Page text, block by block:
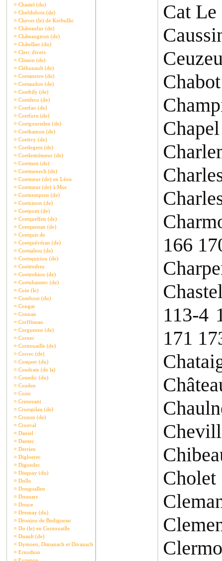
¤ Chastel (du)
¤ Chefdubois (de)
¤ Chever (le) de Kerbullic
¤ Châteaufur (de)
¤ Châteaugiron (de)
¤ Châtellier (du)
¤ Clerc divers
¤ Clisson (de)
¤ Cléhunault (de)
¤ Coetanezre (de)
¤ Coetaudon (de)
¤ Coetbily (de)
¤ Coetderu (de)
¤ Coetfao (de)
¤ Coetforn (de)
¤ Coetgoureden (de)
¤ Coethamon (de)
¤ Coetivy (de)
¤ Coetlegent (de)
¤ Coetlestrémeur (de)
¤ Coetmen (de)
¤ Coetmenech (de)
¤ Coetmeur (de) en Léon
¤ Coetmeur (de) à Mur
¤ Coetnempren (de)
¤ Coetninon (de)
¤ Coetpont (de)
¤ Coetquelfen (de)
¤ Coetquenan (de)
¤ Coetquis de
¤ Coetquévéran (de)
¤ Coetsaliou (de)
¤ Coetsquiriou (de)
¤ Coettredrez
¤ Coettrehiou (de)
¤ Coetuhannec (de)
¤ Coin (le)
¤ Combout (du)
¤ Congar
¤ Connan
¤ Corffineau
¤ Corguezen (de)
¤ Cornec
¤ Cornouaille (de)
¤ Correc (de)
¤ Cosquer (du)
¤ Coudraie (de la)
¤ Couedic (du)
¤ Cozden
¤ Cozic
¤ Crenezant
¤ Croespilau (de)
¤ Crozon (de)
¤ Crozval
¤ Daniel
¤ Dantec
¤ Derrien
¤ Digloerec
¤ Digoedec
¤ Disquay (du)
¤ Dollo
¤ Dongoallen
¤ Donnars
¤ Douce
¤ Dresnay (du)
¤ Droniou de Bodigneau
¤ Du (le) en Cornouaille
¤ Duault (de)
¤ Dymoen, Dimanach et Divanach
¤ Ernothon
Cat Le
166
113-4
171
Cholet